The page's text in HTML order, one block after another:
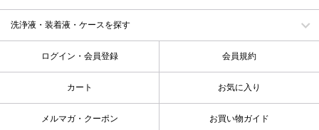
洗浄液・装着液・ケースを探す
ログイン・会員登録 会員規約
カート お気に入り
メルマガ・クーポン お買い物ガイド